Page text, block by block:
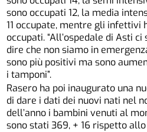
sono occupati 12, la media
11 occupate, mentre gli infettivi
occupati. “All’ospedale di Asti
dire che non siamo in
sono più positivi ma sono
i tamponi”.
Rasero ha poi inaugurato una
di dare i dati dei nuovi nati nel
dell’anno i bambini venuti al
sono stati 369, + 16 rispetto